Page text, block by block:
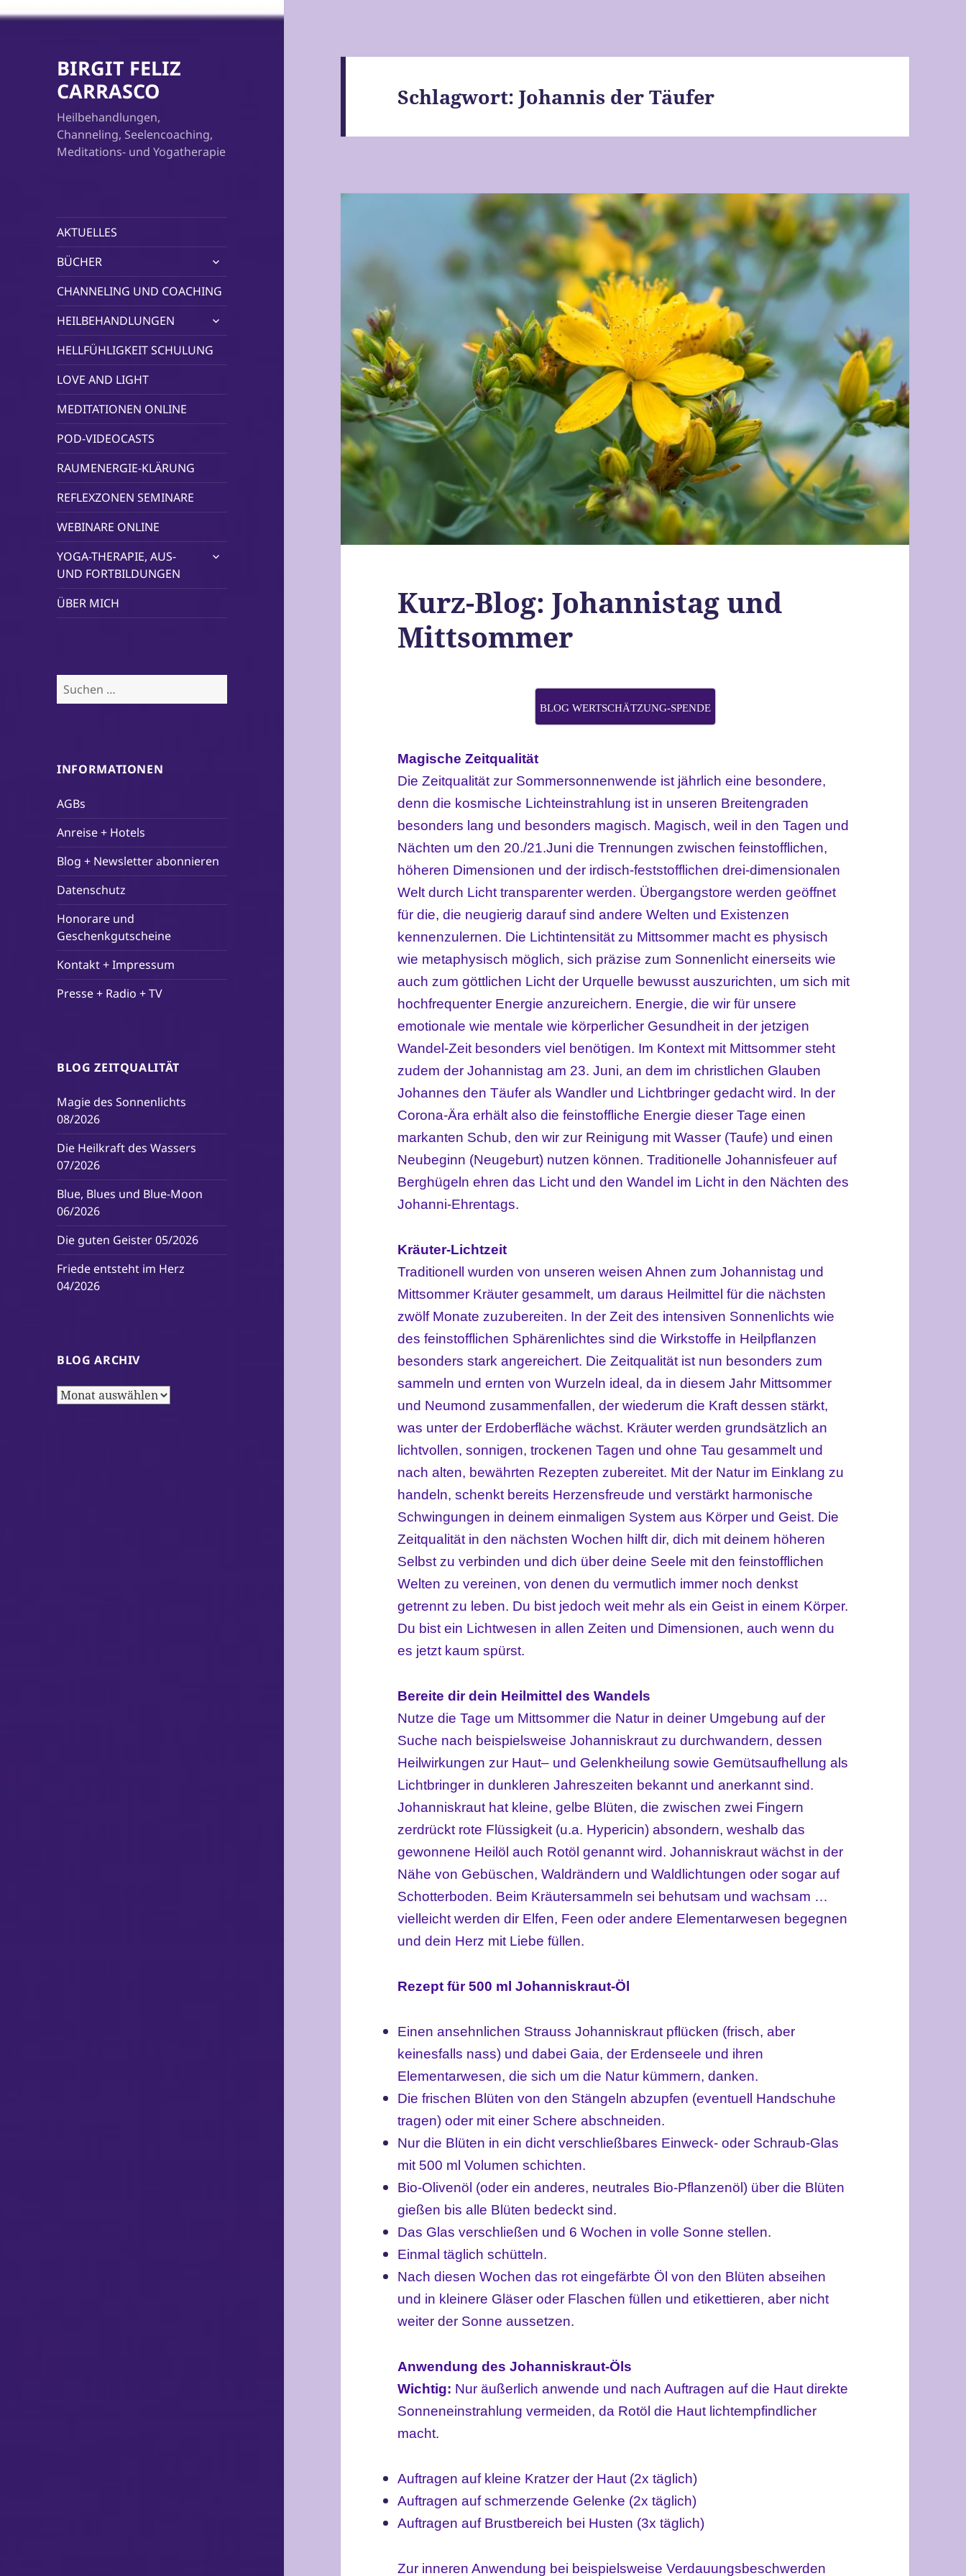
BIRGIT FELIZ
CARRASCO
Heilbehandlungen,
Channeling, Seelencoaching,
Meditations- und Yogatherapie
AKTUELLES
BÜCHER
untermenü
CHANNELING UND COACHING
HEILBEHANDLUNGEN
untermenü
öffnen
HELLFÜHLIGKEIT SCHULUNG
LOVE AND LIGHT
MEDITATIONEN ONLINE
POD-VIDEOCASTS
RAUMENERGIE-KLÄRUNG
REFLEXZONEN SEMINARE
WEBINARE ONLINE
YOGA-THERAPIE, AUS-
UND FORTBILDUNGEN
untermenü
ÜBER MICH
Suchen
nach:
INFORMATIONEN
AGBs
Anreise + Hotels
Blog + Newsletter abonnieren
Datenschutz
Honorare und
Geschenkgutscheine
Kontakt + Impressum
Presse + Radio + TV
BLOG ZEITQUALITÄT
Magie des Sonnenlichts
08/2026
Die Heilkraft des Wassers
07/2026
Blue, Blues und Blue-Moon
06/2026
Die guten Geister 05/2026
Friede entsteht im Herz
04/2026
BLOG ARCHIV
Blog
Schlagwort:Johannis der Täufer
Kurz-Blog: Johannistag und
Mittsommer
BLOG WERTSCHÄTZUNG-SPENDE
MagischeZeitqualität
Die Zeitqualität zur Sommersonnenwende ist jährlich eine besondere,
denn die kosmische Lichteinstrahlung ist in unseren Breitengraden
besonders lang und besonders magisch. Magisch, weil in den Tagen und
Nächten um den 20./21.Juni dieTrennungenzwischen feinstofflichen,
höheren Dimensionen und der irdisch-feststofflichen drei-dimensionalen
Weltdurch Licht transparenter werden. Übergangstore werden geöffnet
für die, die neugierig darauf sind andere Welten und Existenzen
kennenzulernen. Die Lichtintensität zu Mittsommer macht es physisch
wie metaphysisch möglich, sich präzisezum Sonnenlicht einerseits wie
auch zum göttlichen Licht der Urquelle bewusstauszurichten, um sich mit
hochfrequenter Energie anzureichern. Energie, die wir für unsere
emotionale wie mentale wie körperlicher Gesundheit in der jetzigen
Wandel-Zeit besonders viel benötigen. Im Kontext mit Mittsommer steht
zudem derJohannistagam 23. Juni,andem im christlichen Glauben
Johannes den Täufer alsWandler und Lichtbringergedacht wird. In der
Corona-Ära erhält also die feinstoffliche Energie dieser Tage einen
markanten Schub, den wir zur Reinigung mit Wasser (Taufe) und einen
Neubeginn (Neugeburt) nutzen können. Traditionelle Johannisfeuer auf
Berghügeln ehren das Licht und den Wandel im Licht in den Nächten des
Johanni-Ehrentags.
Kräuter-Lichtzeit
Traditionell wurden von unseren weisen Ahnen zum Johannistag und
Mittsommer Kräuter gesammelt, um daraus Heilmittel für die nächsten
zwölf Monate zuzubereiten. In der Zeit des intensiven Sonnenlichts wie
des feinstofflichen Sphärenlichtes sind die Wirkstoffe in Heilpflanzen
besonders stark angereichert. Die Zeitqualität ist nun besonders zum
sammeln und ernten von Wurzeln ideal, da in diesem Jahr Mittsommer
und Neumond zusammenfallen, der wiederum die Kraft dessen stärkt,
was unter der Erdoberfläche wächst. Kräuter werden grundsätzlich an
lichtvollen,sonnigen,trockenen Tagen und ohne Tau gesammelt und
nach alten, bewährten Rezepten zubereitet. Mit der Natur im Einklang zu
handeln,schenkt bereits Herzensfreude undverstärkt harmonische
Schwingungen in deinemeinmaligen System aus Körper und Geist. Die
Zeitqualität in den nächsten Wochen hilft dir,dich mit deinem höheren
Selbst zu verbinden unddich über deine Seele mit den feinstofflichen
Welten zu vereinen, von denen du vermutlich immer noch denkst
getrennt zu leben. Du bist jedoch weit mehr als ein Geist in einem Körper.
Du bist ein Lichtwesen in allen Zeiten und Dimensionen, auch wenn du
es jetzt kaum spürst.
Bereite dir dein Heilmittel des Wandels
Nutze die Tage um Mittsommerdie Natur in deiner Umgebung auf der
Suche nach beispielsweise Johanniskrautzu durchwandern, dessen
Heilwirkungen zur Haut– und Gelenkheilungsowie Gemütsaufhellungals
Lichtbringer in dunkleren Jahreszeiten bekannt und anerkannt sind.
Johanniskraut hat kleine, gelbe Blüten, die zwischen zwei Fingern
zerdrückt rote Flüssigkeit (u.a. Hypericin)absondern, weshalb das
gewonnene Heilöl auch Rotöl genannt wird.Johanniskrautwächst in der
Nähe von Gebüschen, Waldrändern und Waldlichtungen odersogar auf
Schotterboden. Beim Kräutersammelnsei behutsam und wachsam …
vielleichtwerden dir Elfen, Feenoder andere Elementarwesen begegnen
und dein Herz mit Liebe füllen.
Rezept für 500 ml Johanniskraut-Öl
Einen ansehnlichen Strauss Johanniskraut pflücken (frisch, aber
keinesfalls nass) und dabei Gaia, der Erdenseele und ihren
Elementarwesen, die sich um die Natur kümmern, danken.
Die frischen Blüten von den Stängeln abzupfen (eventuell Handschuhe
tragen)oder mit einer Schere abschneiden.
Nur die Blüten in ein dicht verschließbares Einweck- oder Schraub-Glas
mit 500 ml Volumen schichten.
Bio-Olivenöl (oder ein anderes, neutrales Bio-Pflanzenöl) über die Blüten
gießen bis alle Blüten bedeckt sind.
Das Glas verschließen und 6 Wochen in volle Sonne stellen.
Einmal täglich schütteln.
Nach diesen Wochendas rot eingefärbte Öl von den Blüten abseihen
und in kleinere Gläser oder Flaschen füllen und etikettieren, aber nicht
weiter der Sonne aussetzen.
Anwendungdes Johanniskraut-Öls
Wichtig: Nur äußerlich anwende und nach Auftragen auf die Haut direkte
Sonneneinstrahlung vermeiden, da Rotöl die Haut lichtempfindlicher
macht.
Auftragen auf kleine Kratzer der Haut (2x täglich)
Auftragen auf schmerzende Gelenke (2x täglich)
Auftragen auf Brustbereich bei Husten (3x täglich)
Zur inneren Anwendung bei beispielsweise Verdauungsbeschwerden